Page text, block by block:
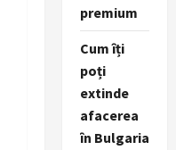
premium
Cum îți
poți
extinde
afacerea
în Bulgaria